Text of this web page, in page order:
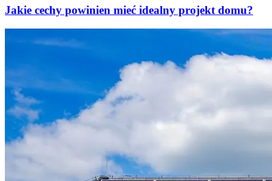
Jakie cechy powinien mieć idealny projekt domu?